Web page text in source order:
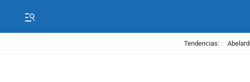
Tendencias: